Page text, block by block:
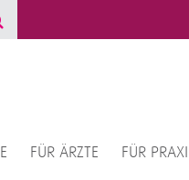
FÜR ÄRZTE FÜR